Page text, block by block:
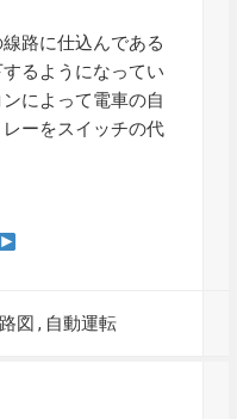
路に仕込んである
るようになってい
によって電車の自
ーをスイッチの代
図 , 自動運転